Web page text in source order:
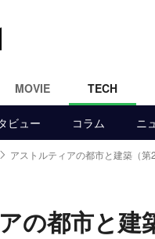
MOVIE TECH
ビュー コラム ニ
アストルティアの都市と建築（第2
の都市と